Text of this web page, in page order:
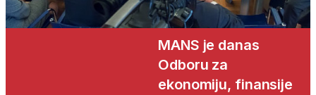
MANS je danas
Odboru za
ekonomiju, finansije